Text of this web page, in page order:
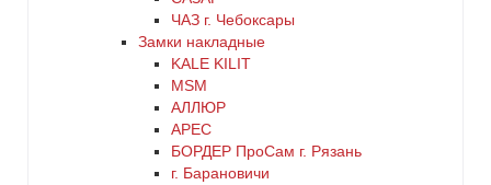
ЧАЗ г. Чебоксары
Замки накладные
KALE KILIT
MSM
АЛЛЮР
АРЕС
БОРДЕР ПроСам г. Рязань
г. Барановичи